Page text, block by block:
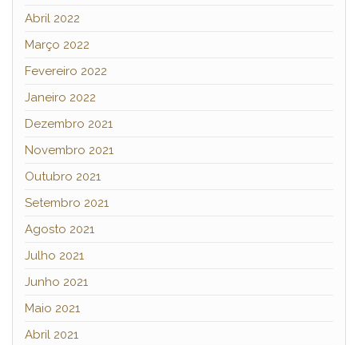
Abril 2022
Março 2022
Fevereiro 2022
Janeiro 2022
Dezembro 2021
Novembro 2021
Outubro 2021
Setembro 2021
Agosto 2021
Julho 2021
Junho 2021
Maio 2021
Abril 2021